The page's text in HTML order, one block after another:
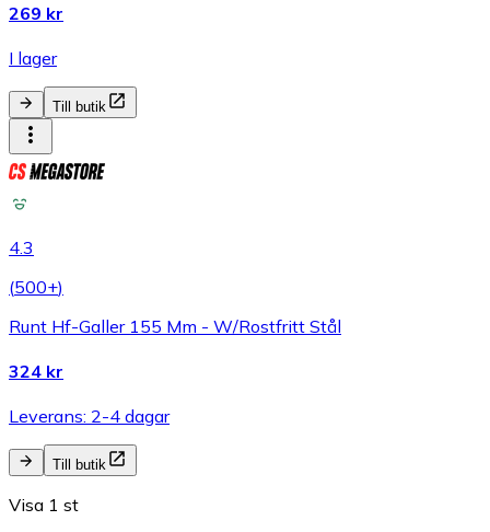
269 kr
I lager
Till butik
4.3
(500+)
Runt Hf-Galler 155 Mm - W/Rostfritt Stål
324 kr
Leverans: 2-4 dagar
Till butik
Visa 1 st